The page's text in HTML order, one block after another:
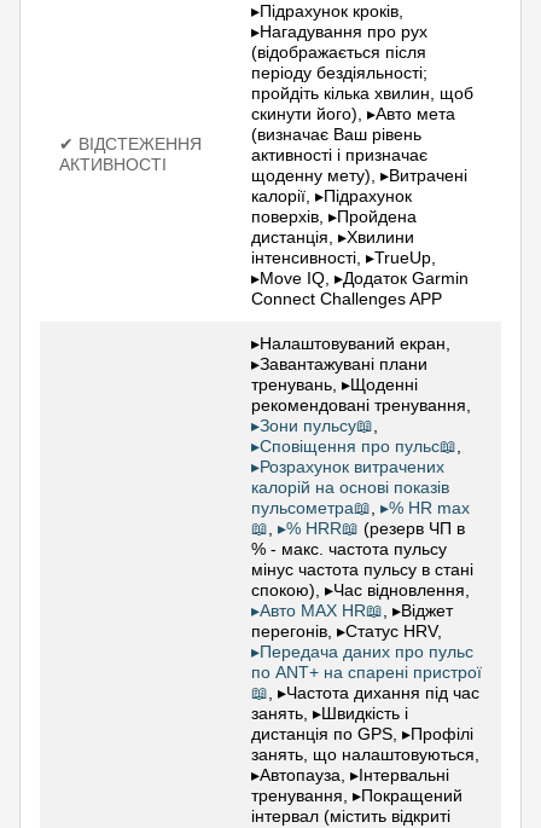
✔ ВІДСТЕЖЕННЯ
АКТИВНОСТІ
▸Підрахунок кроків,
▸Нагадування про рух
(відображається після
періоду бездіяльності;
пройдіть кілька хвилин, щоб
скинути його), ▸Авто мета
(визначає Ваш рівень
активності і призначає
щоденну мету), ▸Витрачені
калорії, ▸Підрахунок
поверхів, ▸Пройдена
дистанція, ▸Хвилини
інтенсивності, ▸TrueUp,
▸Move IQ, ▸Додаток Garmin
Connect Challenges APP
▸Налаштовуваний екран,
▸Завантажувані плани
тренувань, ▸Щоденні
рекомендовані тренування,
▸Зони пульсу📖,
▸Сповіщення про пульс📖,
▸Розрахунок витрачених
калорій на основі показів
пульсометра📖, ▸% HR max
📖, ▸% HRR📖 (резерв ЧП в
% - макс. частота пульсу
мінус частота пульсу в стані
спокою), ▸Час відновлення,
▸Авто MAX HR📖, ▸Віджет
перегонів, ▸Статус HRV,
▸Передача даних про пульс
по ANT+ на спарені пристрої
📖, ▸Частота дихання під час
занять, ▸Швидкість і
дистанція по GPS, ▸Профілі
занять, що налаштовуються,
▸Автопауза, ▸Інтервальні
тренування, ▸Покращений
інтервал (містить відкриті